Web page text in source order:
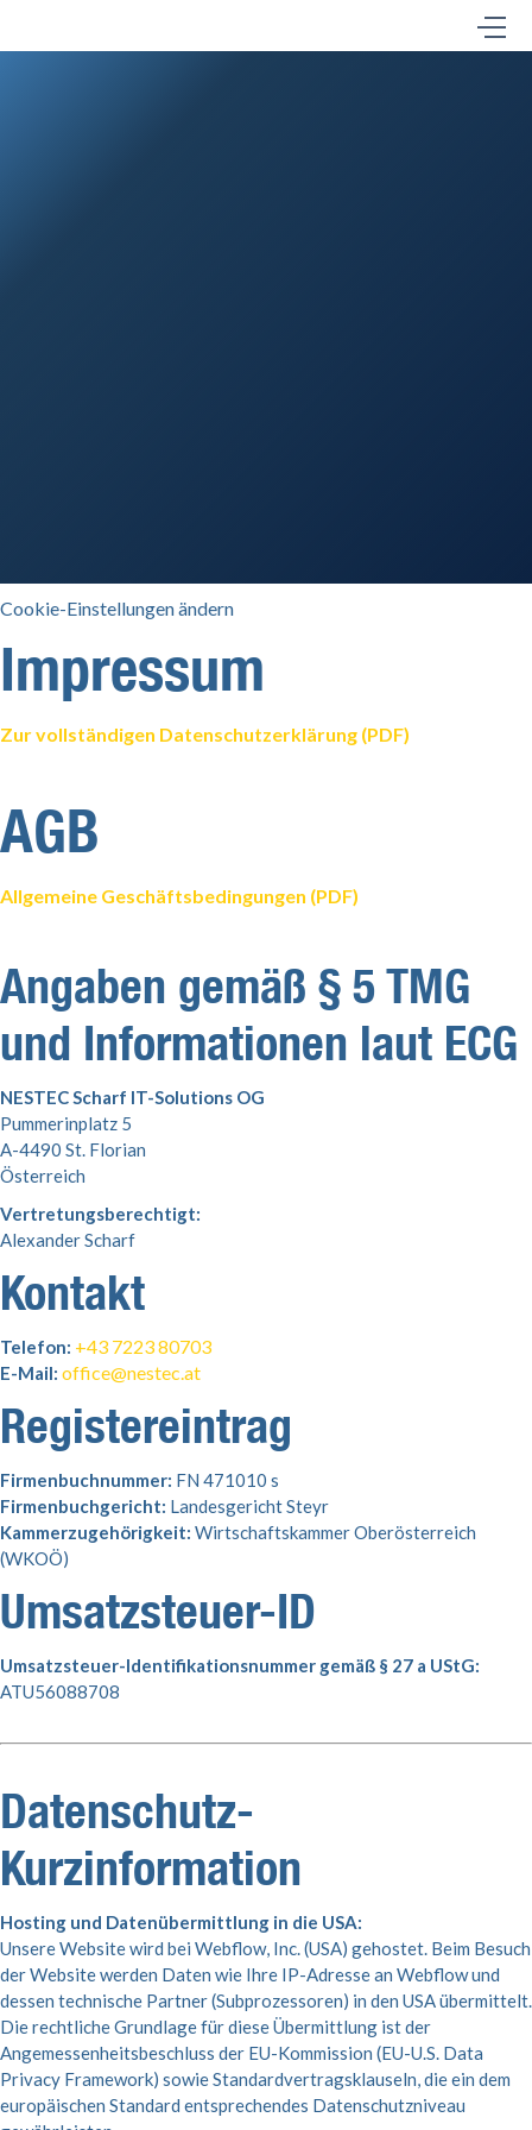
Cookie-Einstellungen ändern
Impressum
Zur vollständigen Datenschutzerklärung (PDF)
AGB
Allgemeine Geschäftsbedingungen (PDF)
Angaben gemäß § 5 TMG
und Informationen laut ECG
NESTEC Scharf IT-Solutions OG
Pummerinplatz 5
A-4490 St. Florian
Österreich
Vertretungsberechtigt:
Alexander Scharf
Kontakt
Telefon: +43 7223 80703
E-Mail: office@nestec.at
Registereintrag
Firmenbuchnummer: FN 471010 s
Firmenbuchgericht: Landesgericht Steyr
Kammerzugehörigkeit: Wirtschaftskammer Oberösterreich
(WKOÖ)
Umsatzsteuer-ID
Umsatzsteuer-Identifikationsnummer gemäß § 27 a UStG:
ATU56088708
Datenschutz-
Kurzinformation
Hosting und Datenübermittlung in die USA:
Unsere Website wird bei Webflow, Inc. (USA) gehostet. Beim Besuch
der Website werden Daten wie Ihre IP-Adresse an Webflow und
dessen technische Partner (Subprozessoren) in den USA übermittelt.
Die rechtliche Grundlage für diese Übermittlung ist der
Angemessenheitsbeschluss der EU-Kommission (EU-U.S. Data
Privacy Framework) sowie Standardvertragsklauseln, die ein dem
europäischen Standard entsprechendes Datenschutzniveau